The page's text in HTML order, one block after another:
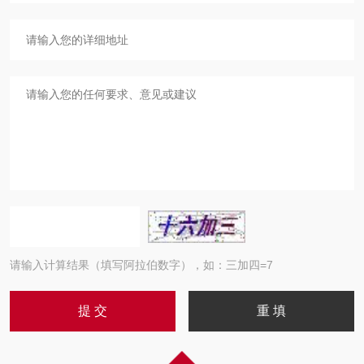
请输入计算结果（填写阿拉伯数字），如：三加四=7